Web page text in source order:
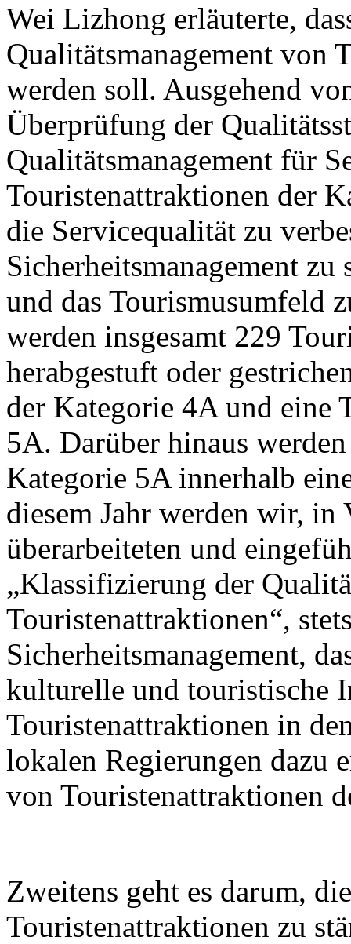
Wei Lizhong erläuterte,
Qualitätsmanagement von
werden soll. Ausgehend
Überprüfung der
Qualitätsmanagement für
Touristenattraktionen der
die Servicequalität zu
Sicherheitsmanagement
und das Tourismusumfeld
werden insgesamt 229
herabgestuft oder
der Kategorie 4A und eine
5A. Darüber hinaus
Kategorie 5A innerhalb
diesem Jahr werden wir,
überarbeiteten und
„Klassifizierung der
Touristenattraktionen“,
Sicherheitsmanagement,
kulturelle und touristische
Touristenattraktionen in
lokalen Regierungen dazu
von Touristenattraktionen
Zweitens geht es darum,
Touristenattraktionen zu